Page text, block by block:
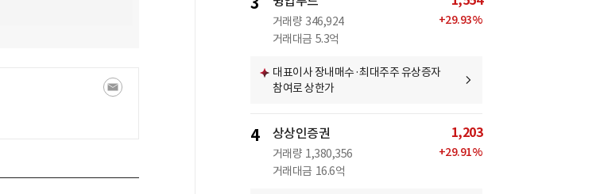
거래량 346,924
거래대금 5.3억
+29.93%
대표이사 장내매수·최대주주 유상증자
참여로 상한가
4 상상인증권
거래량 1,380,356
거래대금 16.6억
1,203
+29.91%